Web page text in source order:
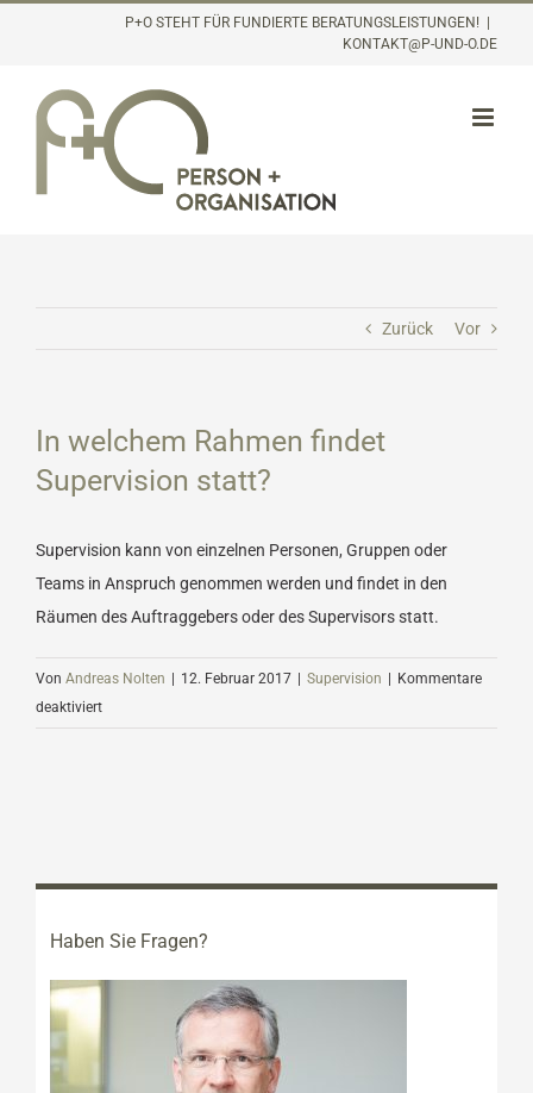
P+O STEHT FÜR FUNDIERTE BERATUNGSLEISTUNGEN!
KONTAKT@P-UND-O.DE
Zurück Vor
In welchem Rahmen findet
Supervision statt?
Supervision kann von einzelnen Personen, Gruppen oder
Teams in Anspruch genommen werden und findet in den
Räumen des Auftraggebers oder des Supervisors statt.
Von Andreas Nolten | 12. Februar 2017 | Supervision | Kommentare
deaktiviertfür
Haben Sie Fragen?